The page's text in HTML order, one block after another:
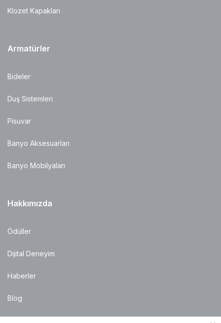
Klozet Kapakları
Armatürler
Bideler
Duş Sistemleri
Pisuvar
Banyo Aksesuarları
Banyo Mobilyaları
Hakkımızda
Ödüller
Dijital Deneyim
Haberler
Blog